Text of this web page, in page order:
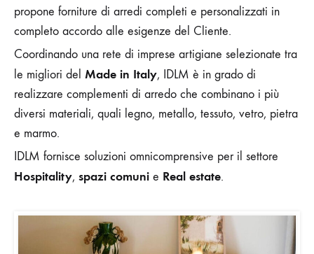
propone forniture di arredi completi e personalizzati in
completo accordo alle esigenze del Cliente.
Coordinando una rete di imprese artigiane selezionate tra
le migliori del Made in Italy, IDLM è in grado di
realizzare complementi di arredo che combinano i più
diversi materiali, quali legno, metallo, tessuto, vetro, pietra
e marmo.
IDLM fornisce soluzioni omnicomprensive per il settore
Hospitality, spazi comuni e Real estate.